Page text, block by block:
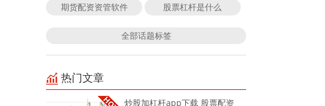
期货配资资管软件 股票杠杆是什么
全部话题标签
热门文章
炒股加杠杆app下载 股票配资